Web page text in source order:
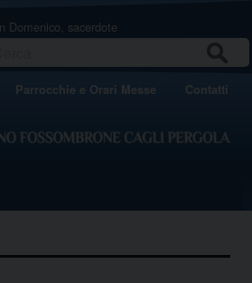
Domenico, sacerdote
Parrocchie e Orari Messe Contatti